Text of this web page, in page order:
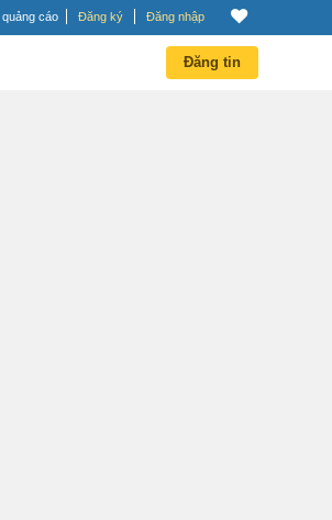
quảng cáo Đăng ký Đăng nhập
Đăng tin